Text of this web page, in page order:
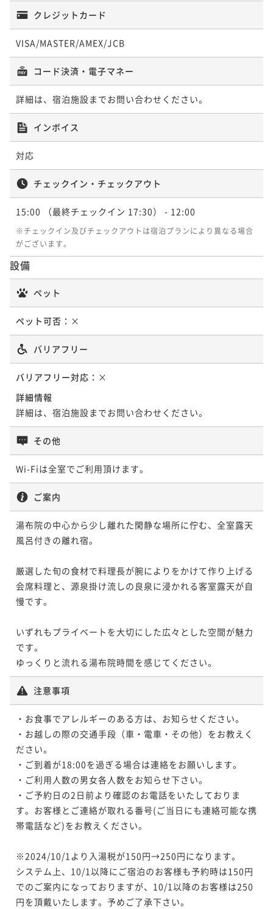
クレジットカード
VISA/MASTER/AMEX/JCB
コード決済・電子マネー
詳細は、宿泊施設までお問い合わせください。
インボイス
対応
チェックイン・チェックアウト
15:00 （最終チェックイン 17:30） - 12:00
※チェックイン及びチェックアウトは宿泊プランにより異なる場合
がございます。
設備
ペット
ペット可否： ×
バリアフリー
バリアフリー対応： ×
詳細情報
詳細は、宿泊施設までお問い合わせください。
その他
Wi-Fiは全室でご利用頂けます。
ご案内
湯布院の中心から少し離れた閑静な場所に佇む、全室露天
風呂付きの離れ宿。
厳選した旬の食材で料理長が腕によりをかけて作り上げる
会席料理と、源泉掛け流しの良泉に浸かれる客室露天が自
慢です。
いずれもプライベートを大切にした広々とした空間が魅力
です。
ゆっくりと流れる湯布院時間を感じてください。
注意事項
・お食事でアレルギーのある方は、お知らせください。
・お越しの際の交通手段（車・電車・その他）をお教えく
ださい。
・ご到着が18:00を過ぎる場合は連絡をお願いします。
・ご利用人数の男女各人数をお知らせ下さい。
・ご予約日の2日前より確認のお電話をいたしておりま
す。お客様とご連絡が取れる番号(ご当日にも連絡可能な携
帯電話など)をお教えください。
※2024/10/1より入湯税が150円→250円になります。
システム上、10/1以降にご宿泊のお客様も予約時は150円
でのご案内になっておりますが、10/1以降のお客様は250
円を頂戴いたします。予めご了承下さい。